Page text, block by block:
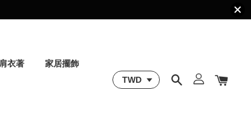
衣著 家居擺飾